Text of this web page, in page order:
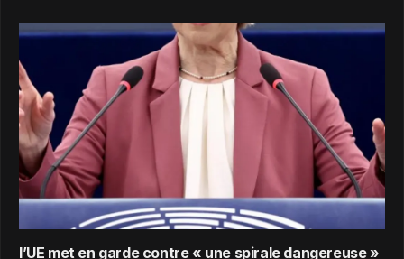
l’UE met en garde contre « une spirale dangereuse »